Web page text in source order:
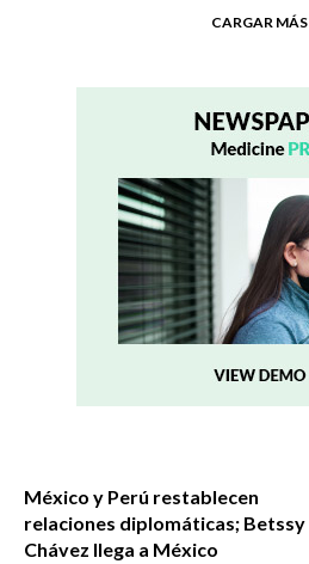
CARGAR MÁS
México y Perú restablecen
relaciones diplomáticas; Betssy
Chávez llega a México